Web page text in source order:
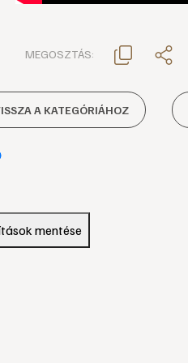
MEGOSZTÁS:
A KATEGÓRIÁHOZ
mentése